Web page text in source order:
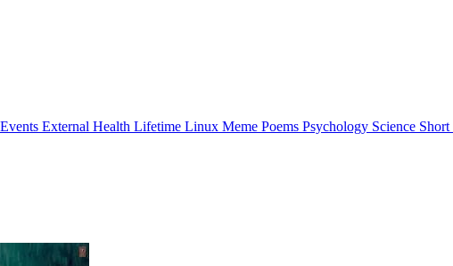
Events External Health Lifetime Linux Meme Poems Psychology Science Short